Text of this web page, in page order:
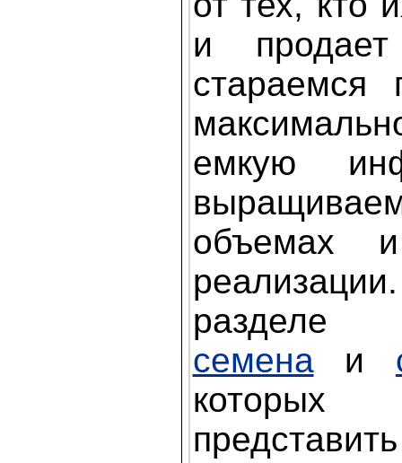
и
стараемся
емкую
объемах
разделе
семенаи
представить